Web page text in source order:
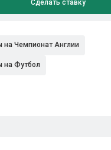
Сделать ставку
на Чемпионат Англии
на Футбол